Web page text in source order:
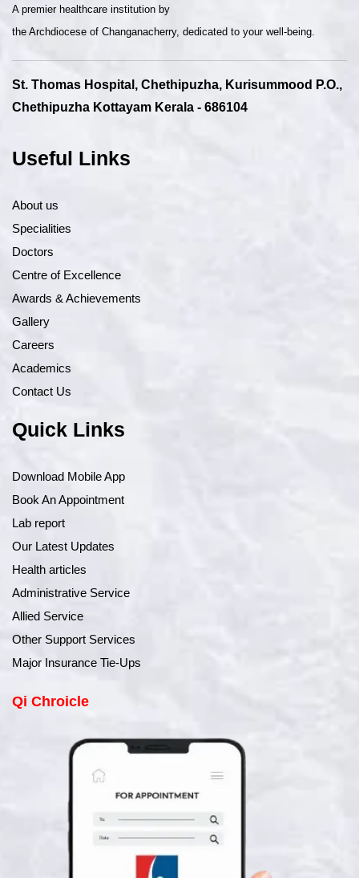
A premier healthcare institution by
the Archdiocese of Changanacherry, dedicated to your well-being.
St. Thomas Hospital, Chethipuzha, Kurisummood P.O.,
Chethipuzha Kottayam Kerala - 686104
Useful Links
About us
Specialities
Doctors
Centre of Excellence
Awards & Achievements
Gallery
Careers
Academics
Contact Us
Quick Links
Download Mobile App
Book An Appointment
Lab report
Our Latest Updates
Health articles
Administrative Service
Allied Service
Other Support Services
Major Insurance Tie-Ups
Qi Chroicle